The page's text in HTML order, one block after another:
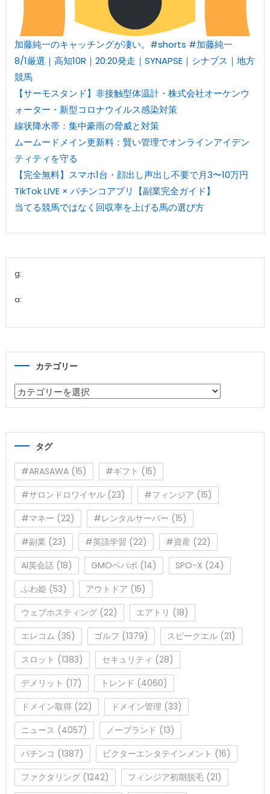
加藤純一のキャッチングが凄い。#shorts #加藤純一
8/1厳選｜高知10R｜20:20発走｜SYNAPSE｜シナプス｜地方
競馬
【サーモスタンド】非接触型体温計・株式会社オーケンウ
ォーター・新型コロナウイルス感染対策
線状降水帯：集中豪雨の脅威と対策
ムームードメイン更新料：賢い管理でオンラインアイデン
ティティを守る
【完全無料】スマホ1台・顔出し声出し不要で月3〜10万円
TikTok LIVE × パチンコアプリ【副業完全ガイド】
当てる競馬ではなく回収率を上げる馬の選び方
g:
a:
カテゴリー
カ
テ
タグ
#ARASAWA(15) #ギフト (15)
#サロンドロワイヤル(23) #フィンジア (15)
#マネー (22) #レンタルサーバー (15)
#副業 (23) #英語学習 (22) #資産 (22)
AI英会話(18) GMOペパボ (14) SPO-X (24)
ふわ姫(53) アウトドア (15)
ウェブホスティング(22) エアトリ (18)
エレコム (35) ゴルフ (1379) スピークエル(21)
スロット (1383) セキュリティ (28)
デメリット (17) トレンド (4060)
ドメイン取得(22) ドメイン管理(33)
ニュース (4057) ノーブランド (13)
パチンコ (1387) ビクターエンタテインメント (16)
ファクタリング(1242) フィンジア初期脱毛(21)